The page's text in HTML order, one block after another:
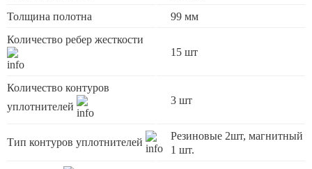
Толщина полотна
99 мм
Количество ребер жесткости
15 шт
Количество контуров
уплотнителей
3 шт
Тип контуров уплотнителей
Резиновые 2шт, магнитный
1 шт.